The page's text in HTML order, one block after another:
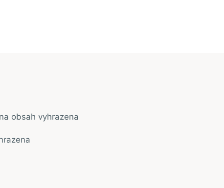
obsah vyhrazena